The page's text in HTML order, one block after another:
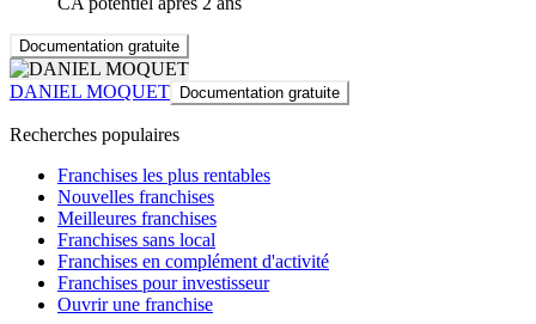
Documentation gratuite
DANIEL MOQUET Documentation gratuite
Recherches populaires
Franchises les plus rentables
Nouvelles franchises
Meilleures franchises
Franchises sans local
Franchises en complément d'activité
Franchises pour investisseur
Ouvrir une franchise